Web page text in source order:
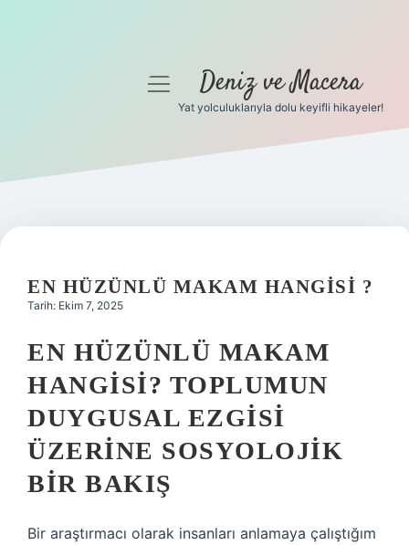
Gizlilik Politikası
Yasal Uyarı
menüyüDeniz ve Macera
Yat yolculuklarıyla dolu keyifli hikayeler!
EN HÜZÜNLÜ MAKAM HANGISI ?
Tarih: Ekim 7, 2025
EN HÜZÜNLÜ MAKAM
HANGISI? TOPLUMUN
DUYGUSAL EZGISI
ÜZERINE SOSYOLOJIK
BIR BAKIŞ
Bir araştırmacı olarak insanları anlamaya çalıştığım